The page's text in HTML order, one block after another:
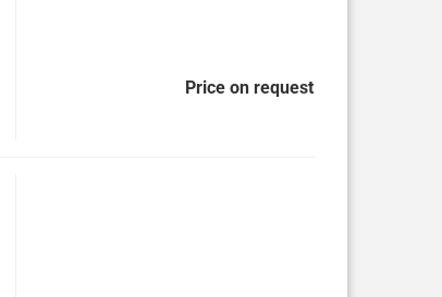
Price on request